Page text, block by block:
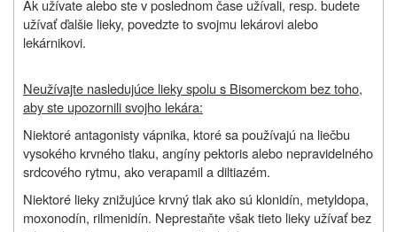
Ak užívate alebo ste v poslednom čase užívali, resp. budete
užívať ďalšie lieky, povedzte to svojmu lekárovi alebo
lekárnikovi.
Neužívajte nasledujúce lieky spolu s Bisomerckom bez toho,
aby ste upozornili svojho lekára:
Niektoré antagonisty vápnika, ktoré sa používajú na liečbu
vysokého krvného tlaku, angíny pektoris alebo nepravidelného
srdcového rytmu, ako verapamil a diltiazém.
Niektoré lieky znižujúce krvný tlak ako sú klonidín, metyldopa,
moxonodín, rilmenidín. Neprestaňte však tieto lieky užívať bez